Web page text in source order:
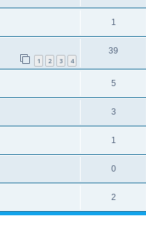
1
1 2 3 4
39
5
3
1
0
2